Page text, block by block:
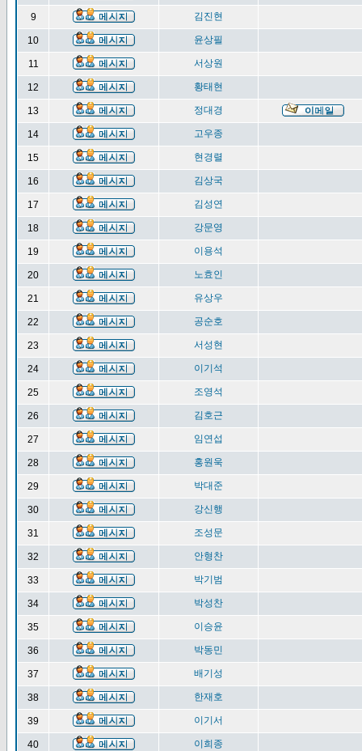
9 김진현
10 윤상필
11 서상원
12 황태현
13 정대경
14 고우종
15 현경렬
16 김상국
17 김성연
18 강문영
19 이용석
20 노효인
21 유상우
22 공순호
23 서성현
24 이기석
25 조영석
26 김호근
27 임연섭
28 홍원욱
29 박대준
30 강신행
31 조성문
32 안형찬
33 박기범
34 박성찬
35 이승윤
36 박동민
37 배기성
38 한재호
39 이기서
40 이희종